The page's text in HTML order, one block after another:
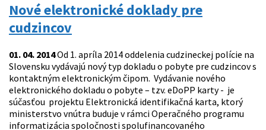
Nové elektronické doklady pre
cudzincov
01. 04. 2014Od 1. apríla 2014 oddelenia cudzineckej polície na
Slovensku vydávajú nový typ dokladu o pobyte pre cudzincov s
kontaktným elektronickým čipom. Vydávanie nového
elektronického dokladu o pobyte – tzv. eDoPP karty - je
súčasťou projektu Elektronická identifikačná karta, ktorý
ministerstvo vnútra buduje v rámci Operačného programu
informatizácia spoločnosti spolufinancovaného